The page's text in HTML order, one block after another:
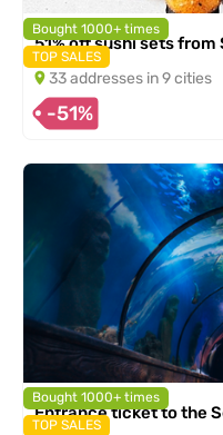
Bought 1000+ times
TOP SALES
51% off sushi sets from
33 addresses in 9 cities
-51%
Bought 1000+ times
TOP SALES
Entrance ticket to the